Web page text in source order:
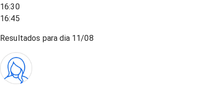
16:30
16:45
Resultados para dia 11/08